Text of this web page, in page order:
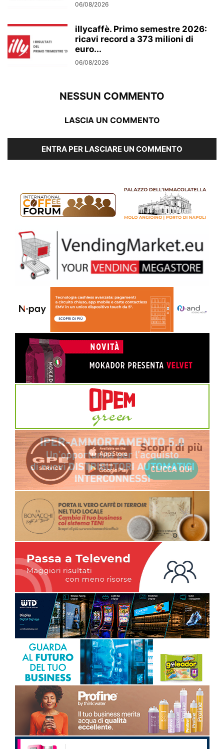
06/08/2026
illycaffè. Primo semestre 2026:
ricavi record a 373 milioni di
euro...
06/08/2026
NESSUN COMMENTO
LASCIA UN COMMENTO
ENTRA PER LASCIARE UN COMMENTO